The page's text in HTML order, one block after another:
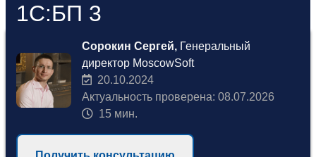
1С:БП 3
Сорокин Сергей, Генеральный
директор MoscowSoft
20.10.2024
Актуальность проверена: 08.07.2026
15 мин.